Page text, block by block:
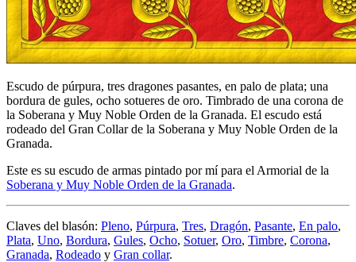
Escudo de púrpura, tres dragones pasantes, en palo de plata; una
bordura de gules, ocho sotueres de oro. Timbrado de una corona de
la Soberana y Muy Noble Orden de la Granada. El escudo está
rodeado del Gran Collar de la Soberana y Muy Noble Orden de la
Granada.
Este es su escudo de armas pintado por mí para el Armorial de la
Soberana y Muy Noble Orden de la Granada.
Claves del blasón: Pleno, Púrpura, Tres, Dragón, Pasante, En palo,
Plata, Uno, Bordura, Gules, Ocho, Sotuer, Oro, Timbre, Corona,
Granada, Rodeado y Gran collar.